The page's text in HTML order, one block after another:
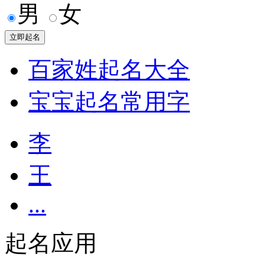
男
女
百家姓起名大全
宝宝起名常用字
李
王
...
起名应用